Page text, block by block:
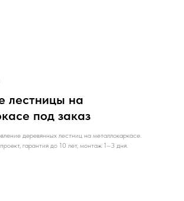
лестницы на
под заказ
деревянных лестниц на металлокаркасе.
гарантия до 10 лет, монтаж 1–3 дня.